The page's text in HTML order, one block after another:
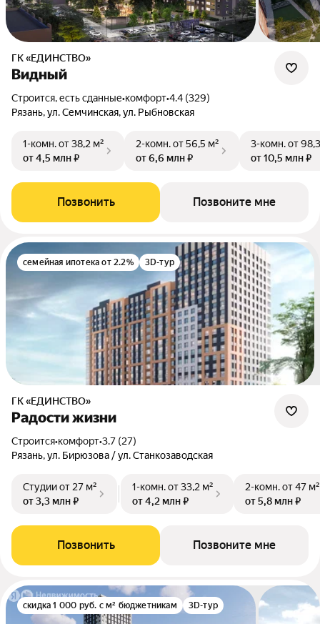
ГК «ЕДИНСТВО»
Видный
Строится, есть сданные•комфорт•4.4 (329)
Рязань, ул. Семчинская, ул. Рыбновская
1-комн.от 38,2 м²
от 4,5 млн ₽
2-комн.от 56,5 м²
от 6,6 млн ₽
3-комн.от
от 10,5 млн ₽
Позвонить Позвоните мне
семейная ипотека от 2.2% 3D-тур
ГК «ЕДИНСТВО»
Радости жизни
Строится•комфорт•3.7 (27)
Рязань, ул. Бирюзова / ул. Станкозаводская
Студииот 27 м²
от 3,3 млн ₽
1-комн.от 33,2 м²
от 4,2 млн ₽
2-комн.от 47 м²
от 5,8 млн ₽
Позвонить Позвоните мне
скидка 1 000 руб. с м² бюджетникам 3D-тур